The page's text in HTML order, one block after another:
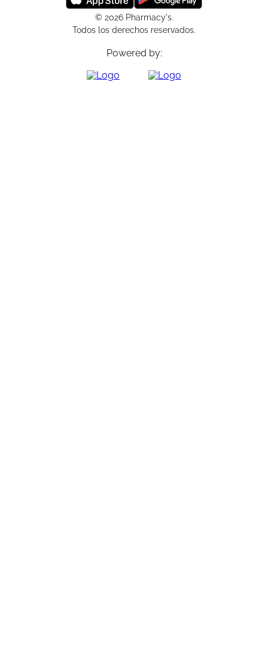
© 2026 Pharmacy's.
Todos los derechos reservados.
Powered by: